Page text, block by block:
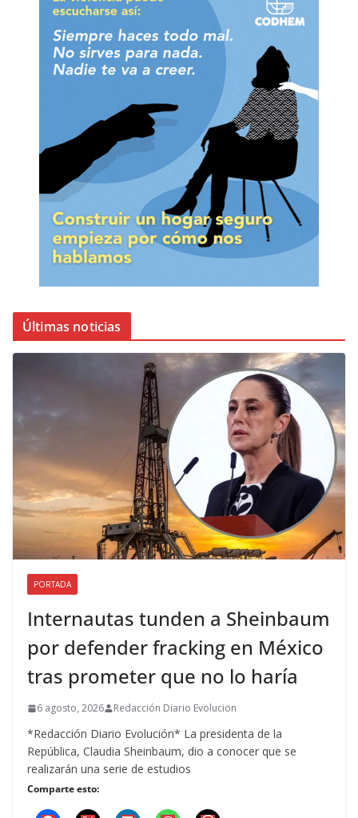
Últimas noticias
PORTADA
Internautas tunden a Sheinbaum
por defender fracking en México
tras prometer que no lo haría
6 agosto, 2026 Redacción Diario Evolucion
*Redacción Diario Evolución* La presidenta de la
República, Claudia Sheinbaum, dio a conocer que se
realizarán una serie de estudios
Comparte esto: